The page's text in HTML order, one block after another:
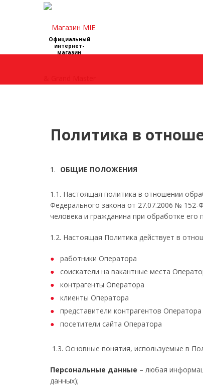
Официальный
интернет-
магазин
Политика в
ОБЩИЕ ПОЛОЖЕНИЯ
1.1. Настоящая политика в отношении
Федерального закона от 27.07.2006 №
человека и гражданина при обработке
1.2. Настоящая Политика действует в
работники Оператора
соискатели на вакантные места
контрагенты Оператора
клиенты Оператора
представители контрагентов Оператора
посетители сайта Оператора
1.3. Основные понятия, используемые в
Персональные данные – любая
данных);